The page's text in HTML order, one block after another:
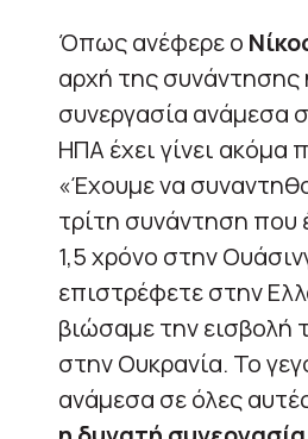
Όπως ανέφερε ο
αρχή της συνάντησης
συνεργασία ανάμεσα
ΗΠΑ έχει γίνει ακόμα
«Έχουμε να
τρίτη συνάντηση που
1,5 χρόνο στην
επιστρέφετε στην
βιώσαμε την εισβολή
στην Ουκρανία. Το
ανάμεσα σε όλες